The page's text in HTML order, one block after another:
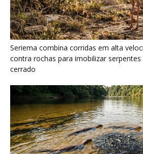
Ariranha sincroniza caça coletiva com
e cerca cardumes em rios rasos da